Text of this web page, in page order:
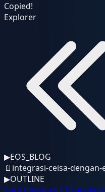
Copied!
Explorer
▶EOS_BLOG
📄 integrasi-ceisa-dengan-
▶OUTLINE